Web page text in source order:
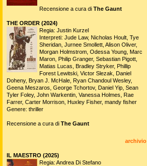
Recensione a cura di The Gaunt
THE ORDER (2024)
Regia: Justin Kurzel
Interpreti: Jude Law, Nicholas Hoult, Tye
Sheridan, Jurnee Smollett, Alison Oliver,
Morgan Holmstrom, Odessa Young, Marc
Maron, Philip Granger, Sebastian Pigott,
Matias Lucas, Bradley Stryker, Phillip
Forest Lewitski, Victor Slezak, Daniel
Doheny, Bryan J. McHale, Ryan Chandoul Wesley,
Geena Meszaros, George Tchortov, Daniel Yip, Sean
Tyler Foley, John Warkentin, Vanessa Holmes, Rae
Farrer, Carter Morrison, Huxley Fisher, mandy fisher
Genere: thriller
Recensione a cura di The Gaunt
archivio
IL MAESTRO (2025)
Regia: Andrea Di Stefano